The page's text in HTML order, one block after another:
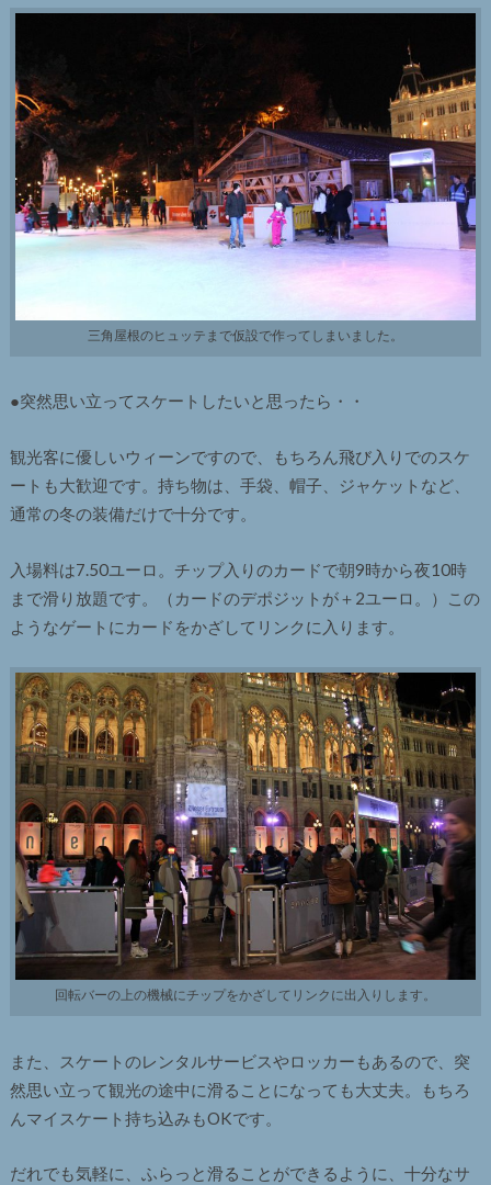
三角屋根のヒュッテまで仮設で作ってしまいました。
●突然思い立ってスケートしたいと思ったら・・
観光客に優しいウィーンですので、もちろん飛び入りでのスケ
ートも大歓迎です。持ち物は、手袋、帽子、ジャケットなど、
通常の冬の装備だけで十分です。
入場料は7.50ユーロ。チップ入りのカードで朝9時から夜10時
まで滑り放題です。（カードのデポジットが＋2ユーロ。）この
ようなゲートにカードをかざしてリンクに入ります。
回転バーの上の機械にチップをかざしてリンクに出入りします。
また、スケートのレンタルサービスやロッカーもあるので、突
然思い立って観光の途中に滑ることになっても大丈夫。もちろ
んマイスケート持ち込みもOKです。
だれでも気軽に、ふらっと滑ることができるように、十分なサ